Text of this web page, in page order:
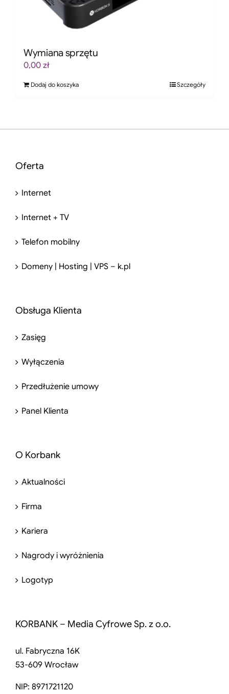
Wymiana sprzętu
0,00 zł
Dodaj do koszyka Szczegóły
Oferta
Internet
Internet + TV
Telefon mobilny
Domeny | Hosting | VPS – k.pl
Obsługa Klienta
Zasięg
Wyłączenia
Przedłużenie umowy
Panel Klienta
O Korbank
Aktualności
Firma
Kariera
Nagrody i wyróżnienia
Logotyp
KORBANK – Media Cyfrowe Sp. z o.o.
ul. Fabryczna 16K
53-609 Wrocław
NIP: 8971721120